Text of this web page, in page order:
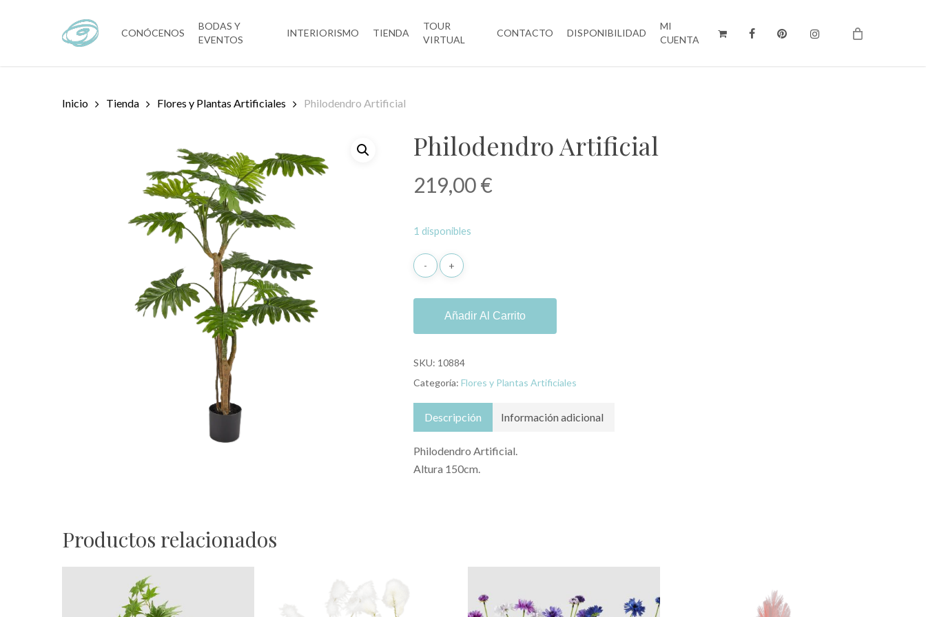
CONÓCENOS
BODAS Y
EVENTOS
INTERIORISMO TIENDA
TOUR
VIRTUAL
CONTACTO DISPONIBILIDAD
MI
CUENTA
Inicio Tienda Flores y Plantas Artificiales Philodendro Artificial
Philodendro Artificial
219,00€
1 disponibles
Añadir Al Carrito
SKU: 10884
Categoría: Flores y Plantas Artificiales
Descripción Información adicional
Philodendro Artificial.
Altura 150cm.
Productos relacionados